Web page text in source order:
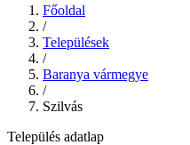
Főoldal
/
Települések
/
Baranya vármegye
/
Szilvás
Település adatlap